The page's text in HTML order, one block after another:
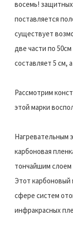
восемь!
поставляется
существует
две части по
составляет 5 см,
Рассмотрим
этой марки
Нагревательным
карбоновая
тончайшим
Этот карбоновый
сфере систем
инфракрасных